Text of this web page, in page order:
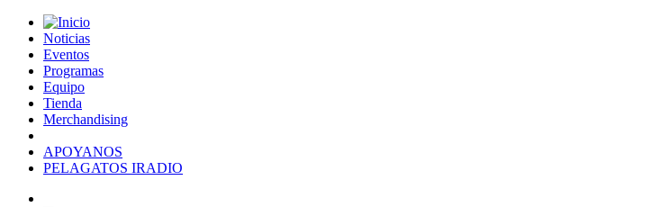
Noticias
Eventos
Programas
Equipo
Tienda
Merchandising
APOYANOS
PELAGATOS IRADIO